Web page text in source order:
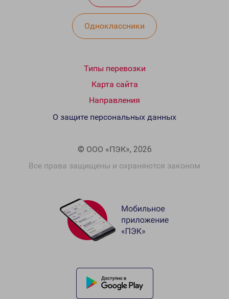
Одноклассники
Типы перевозки
Карта сайта
Направления
© ООО «ПЭК», 2026
Все права защищены и охраняются законом
О защите персональных данных